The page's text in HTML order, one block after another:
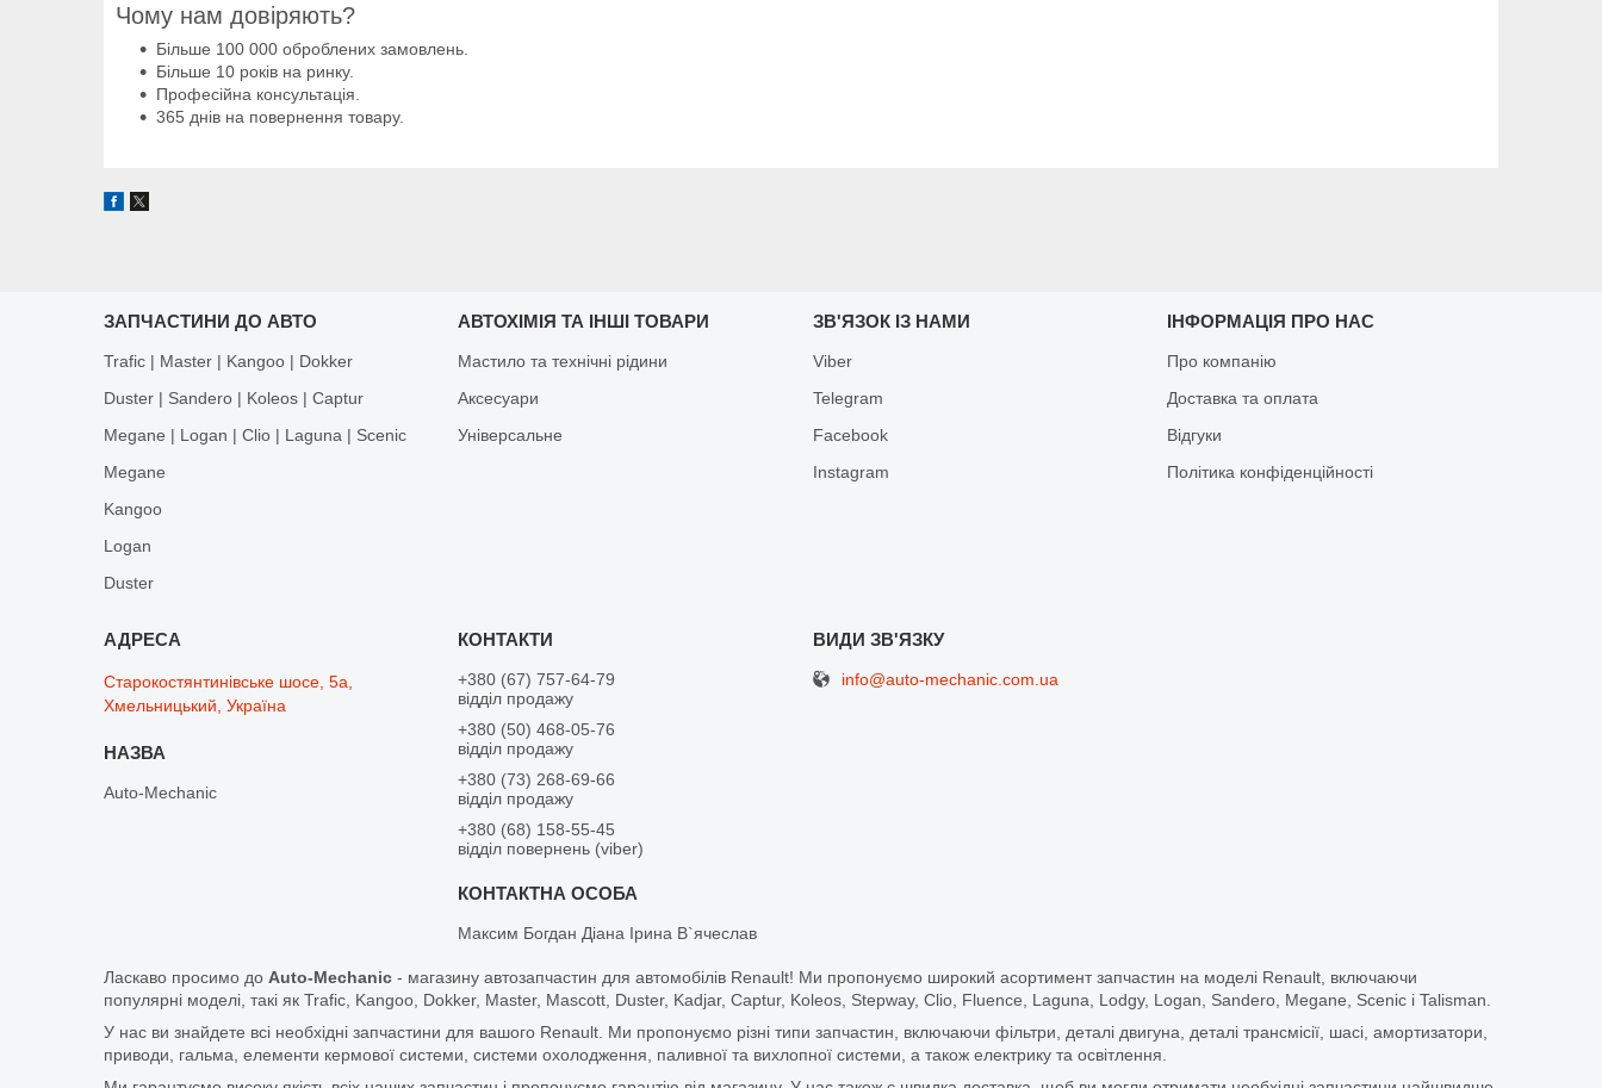
Чому нам довіряють?
Більше 100 000 оброблених замовлень.
Більше 10 років на ринку.
Професійна консультація.
365 днів на повернення товару.
ЗАПЧАСТИНИ ДО АВТО
Trafic | Master | Kangoo | Dokker
Duster | Sandero | Koleos | Captur
Megane | Logan | Clio | Laguna | Scenic
Megane
Kangoo
Logan
Duster
АВТОХІМІЯ ТА ІНШІ ТОВАРИ
Мастило та технічні рідини
Аксесуари
Універсальне
ЗВ'ЯЗОК ІЗ НАМИ
Viber
Telegram
Facebook
Іnstagram
ІНФОРМАЦІЯ ПРО НАС
Про компанію
Доставка та оплата
Відгуки
Політика конфіденційності
Старокостянтинівське шосе, 5а,
Хмельницький, Україна
Auto-Mechanic
+380 (67) 757-64-79
відділ продажу
+380 (50) 468-05-76
відділ продажу
+380 (73) 268-69-66
відділ продажу
+380 (68) 158-55-45
відділ повернень (viber)
Максим Богдан Діана Ірина В`ячеслав
info@auto-mechanic.com.ua
Ласкаво просимо до Auto-Mechanic - магазину автозапчастин для автомобілів Renault! Ми пропонуємо широкий асортимент запчастин на моделі Renault, включаючи
популярні моделі, такі як Trafic, Kangoo, Dokker, Master, Mascott, Duster, Kadjar, Captur, Koleos, Stepway, Clio, Fluence, Laguna, Lodgy, Logan, Sandero, Megane, Scenic і Talisman.
У нас ви знайдете всі необхідні запчастини для вашого Renault. Ми пропонуємо різні типи запчастин, включаючи фільтри, деталі двигуна, деталі трансмісії, шасі, амортизатори,
приводи, гальма, елементи кермової системи, системи охолодження, паливної та вихлопної системи, а також електрику та освітлення.